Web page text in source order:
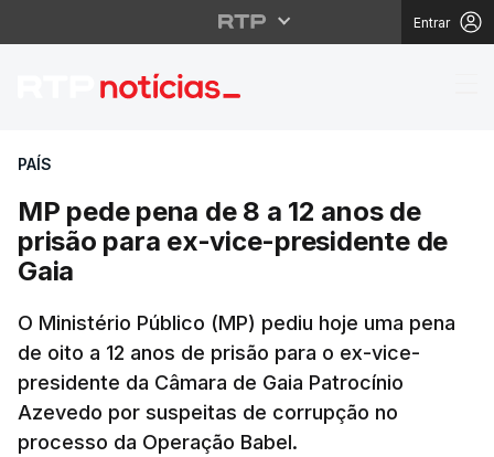
Entrar
MP pede pena de 8 a
PAÍS
MP pede pena de 8 a 12 anos de
prisão para ex-vice-presidente de
Gaia
O Ministério Público (MP) pediu hoje uma pena
de oito a 12 anos de prisão para o ex-vice-
presidente da Câmara de Gaia Patrocínio
Azevedo por suspeitas de corrupção no
processo da Operação Babel.